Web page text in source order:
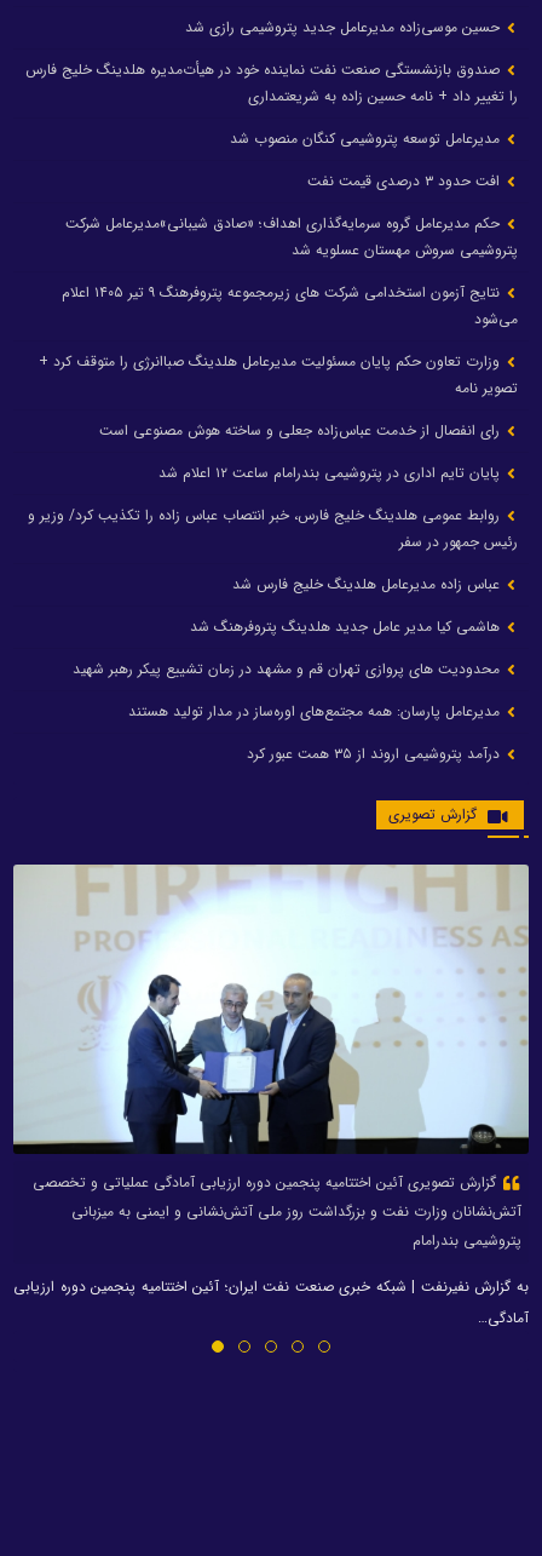
حسین موسی‌زاده مدیرعامل جدید پتروشیمی رازی شد
صندوق بازنشستگی صنعت نفت نماینده خود در هیأت‌مدیره هلدینگ خلیج فارس
را تغییر داد + نامه حسین زاده به شریعتمداری
مدیرعامل توسعه پتروشیمی کنگان منصوب شد
افت حدود ۳ درصدی قیمت نفت
حکم مدیرعامل گروه سرمایه‌گذاری اهداف؛ «صادق شیبانی»مدیرعامل شرکت
پتروشیمی سروش مهستان عسلویه شد
نتایج آزمون استخدامی شرکت های زیرمجموعه پتروفرهنگ ۹ تیر ۱۴۰۵ اعلام
می‌شود
وزارت تعاون حکم پایان مسئولیت مدیرعامل هلدینگ صباانرژی را متوقف کرد +
تصویر نامه
رای انفصال از خدمت عباس‌زاده جعلی و ساخته هوش مصنوعی است
پایان تایم اداری در پتروشیمی بندرامام ساعت ۱۲ اعلام شد
روابط عمومی هلدینگ خلیج فارس، خبر انتصاب عباس زاده را تکذیب کرد/ وزیر و
رئیس جمهور در سفر
عباس زاده مدیرعامل هلدینگ خلیج فارس شد
هاشمی کیا مدیر عامل جدید هلدینگ پتروفرهنگ شد
محدودیت های پروازی تهران قم و مشهد در زمان تشییع پیکر رهبر شهید
مدیرعامل پارسان: همه مجتمع‌های اوره‌ساز در مدار تولید هستند
درآمد پتروشیمی اروند از ۳۵ همت عبور کرد
گزارش تصویری
گزارش تصویری آئین اختتامیه پنجمین دوره ارزیابی آمادگی عملیاتی و تخصصی
آتش‌نشانان وزارت نفت و بزرگداشت روز ملی آتش‌نشانی و ایمنی به میزبانی
پتروشیمی بندرامام
به گزارش نفیرنفت | شبکه خبری صنعت نفت ایران؛ آئین اختتامیه پنجمین دوره ارزیابی
آمادگی…